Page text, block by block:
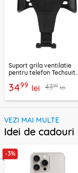
Suport grila ventilatie
pentru telefon Techsuit
3499 lei 4399 lei
VEZI MAI MULTE
Idei de cadouri
-3%